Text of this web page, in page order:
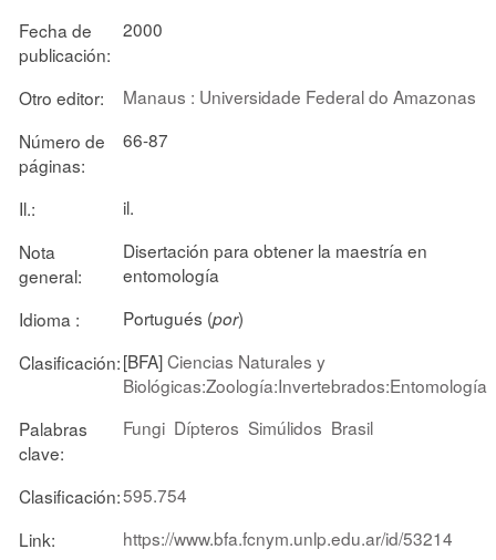
Fecha de
publicación:
2000
Otro editor:
Manaus : Universidade Federal do Amazonas
Número de
páginas:
66-87
Il.:
il.
Nota
general:
Disertación para obtener la maestría en
entomología
Idioma :
Portugués (por)
Clasificación:[BFA]Ciencias Naturales y
Biológicas:Zoología:Invertebrados:Entomología
Palabras
clave:
Fungi Dípteros Simúlidos Brasil
Clasificación:595.754
Link:
https://www.bfa.fcnym.unlp.edu.ar/id/53214